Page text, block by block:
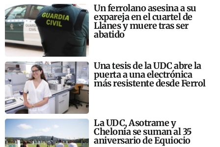
Un ferrolano asesina a su
expareja en el cuartel de
Llanes y muere tras ser
abatido
Una tesis de la UDC abre la
puerta a una electrónica
más resistente desde Ferrol
La UDC, Asotrame y
Chelonia se suman al 35
aniversario de Equiocio